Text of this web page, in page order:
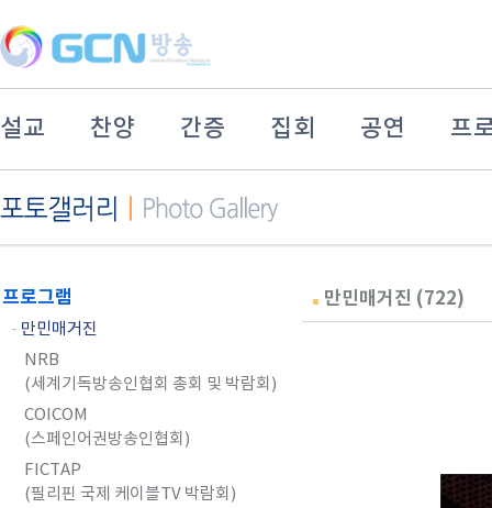
설교 찬양 간증 집회 공연 프
프로그램
- 만민매거진
NRB
(세계기독방송인협회 총회 및 박람회)
COICOM
(스페인어권방송인협회)
FICTAP
(필리핀 국제 케이블TV 박람회)
만민매거진 (722)